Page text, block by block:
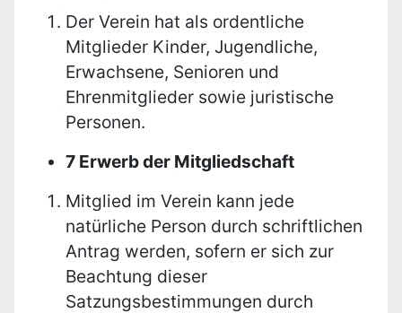
Der Verein hat als ordentliche
Mitglieder Kinder, Jugendliche,
Erwachsene, Senioren und
Ehrenmitglieder sowie juristische
Personen.
7 Erwerb der Mitgliedschaft
Mitglied im Verein kann jede
natürliche Person durch schriftlichen
Antrag werden, sofern er sich zur
Beachtung dieser
Satzungsbestimmungen durch